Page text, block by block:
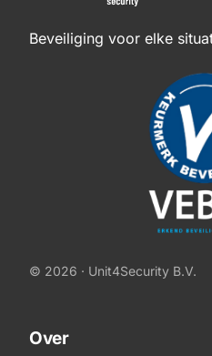
Beveiliging voor elke
© 2026 · Unit4Security B.V.
Over